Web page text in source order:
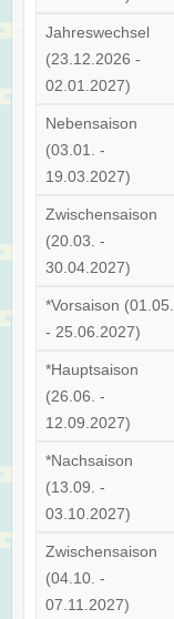
Jahreswechsel
(23.12.2026 -
02.01.2027)
Nebensaison
(03.01. -
19.03.2027)
Zwischensaison
(20.03. -
30.04.2027)
*Vorsaison (01.05.
- 25.06.2027)
*Hauptsaison
(26.06. -
12.09.2027)
*Nachsaison
(13.09. -
03.10.2027)
Zwischensaison
(04.10. -
07.11.2027)